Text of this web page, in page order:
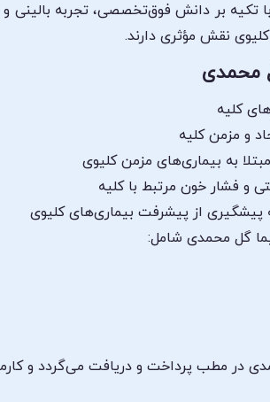
تکیه بر دانش فوق‌تخصصی، تجربه بالینی و
نقش مؤثری دارند.
محمدی
کلیه
و مزمن کلیه
به بیماری‌های مزمن کلیوی
و فشار خون مرتبط با کلیه
از پیشرفت بیماری‌های کلیوی
گل محمدی شامل:
در مطب پرداخت و دریافت می‌گردد و